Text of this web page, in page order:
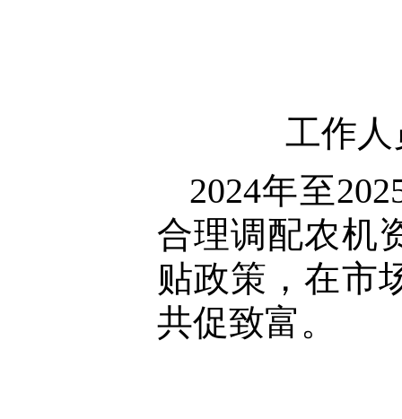
工作
2024年至
合理调配农机
贴政策，在市
共促致富。